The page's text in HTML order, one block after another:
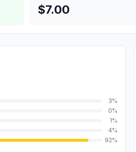
$7.00
3%
0%
1%
4%
92%